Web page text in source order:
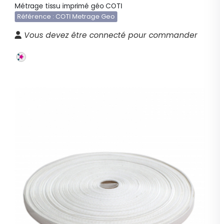
Métrage tissu imprimé géo COTI
Référence : COTI Metrage Geo
Vous devez être connecté pour commander